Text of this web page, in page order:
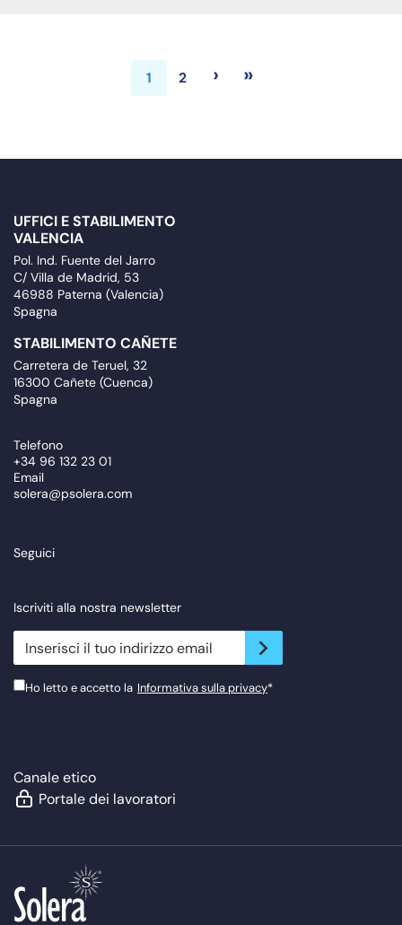
1 2 ›Pagina successiva
»Ultima pagina
UFFICI E STABILIMENTO
VALENCIA
Pol. Ind. Fuente del Jarro
C/ Villa de Madrid, 53
46988 Paterna (Valencia)
Spagna
STABILIMENTO CAÑETE
Carretera de Teruel, 32
16300 Cañete (Cuenca)
Spagna
Telefono
+34 96 132 23 01
Email
solera@psolera.com
Seguici
Iscriviti alla nostra newsletter
newsletter.suscribe
Ho letto e accetto la Informativa sulla privacy*
Canale etico
Portale dei lavoratori